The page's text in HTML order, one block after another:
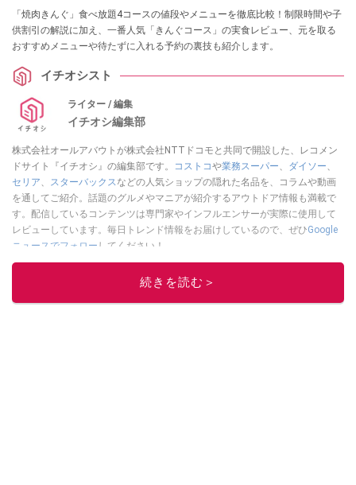
「焼肉きんぐ」食べ放題4コースの値段やメニューを徹底比較！制限時間や子
供割引の解説に加え、一番人気「きんぐコース」の実食レビュー、元を取る
おすすめメニューや待たずに入れる予約の裏技も紹介します。
イチオシスト
ライター / 編集
イチオシ編集部
株式会社オールアバウトが株式会社NTTドコモと共同で開設した、レコメン
ドサイト『イチオシ』の編集部です。
コストコや業務スーパー ダイソー
セリア
スターバックス などの人気ショップの隠れた名品を、コラムや動画
を通してご紹介。話題のグルメやマニアが紹介するアウトドア情報も満載で
す。配信しているコンテンツは専門家やインフルエンサーが実際に使用して
レビューしています。毎日トレンド情報をお届けしているので、ぜひGoogle
ニュースでフォロー してください！
続きを読む＞